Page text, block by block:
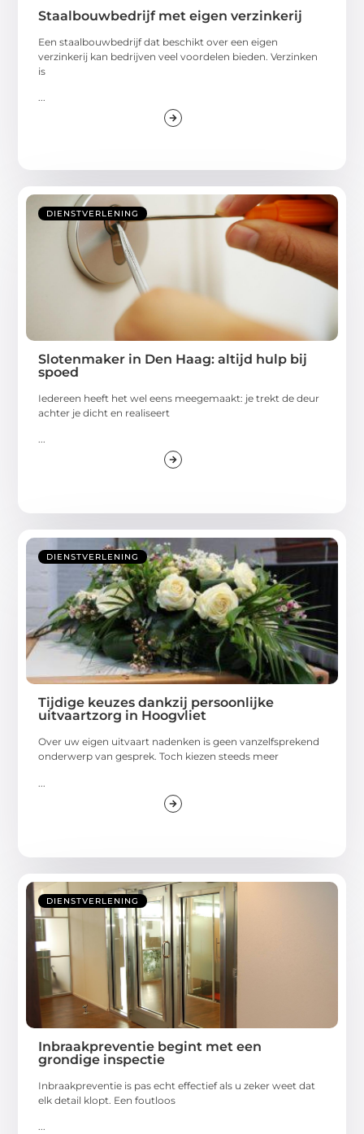
Staalbouwbedrijf met eigen verzinkerij
Een staalbouwbedrijf dat beschikt over een eigen
verzinkerij kan bedrijven veel voordelen bieden. Verzinken
is
...
DIENSTVERLENING
Slotenmaker in Den Haag: altijd hulp bij
spoed
Iedereen heeft het wel eens meegemaakt: je trekt de deur
achter je dicht en realiseert
...
DIENSTVERLENING
Tijdige keuzes dankzij persoonlijke
uitvaartzorg in Hoogvliet
Over uw eigen uitvaart nadenken is geen vanzelfsprekend
onderwerp van gesprek. Toch kiezen steeds meer
DIENSTVERLENING
Inbraakpreventie begint met een
grondige inspectie
Inbraakpreventie is pas echt effectief als u zeker weet dat
elk detail klopt. Een foutloos
...